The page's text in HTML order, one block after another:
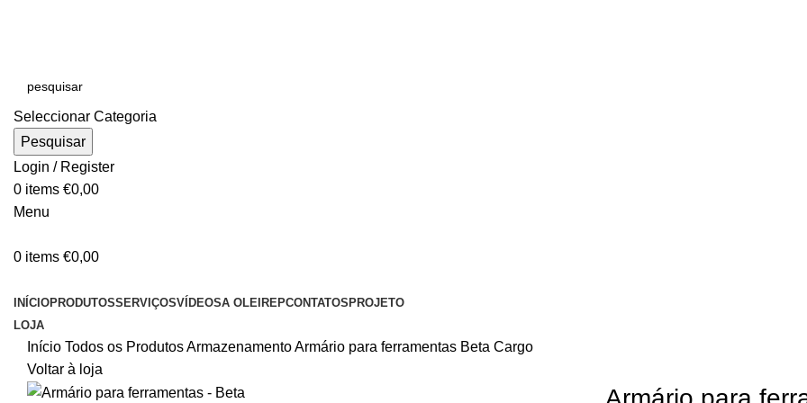
Seleccionar Categoria
Pesquisar
Login / Register
0 items €0,00
Menu
0 items €0,00
INÍCIOPRODUTOSSERVIÇOSVÍDEOSA OLEIREPCONTATOS PROJETO
LOJA
Início Todos os ProdutosArmazenamentoArmário para ferramentas Beta Cargo
Voltar à loja